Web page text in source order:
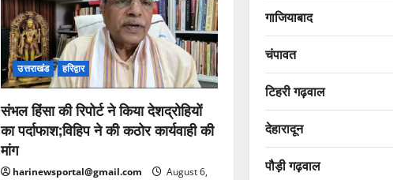
उत्तराखंड हरिद्वार
संभल हिंसा की रिपोर्ट ने किया देशद्रोहियों
का पर्दाफाश;विहिप ने की कठोर कार्यवाही की
मांग
harinewsportal@gmail.com
August 6,
गाजियाबाद
चंपावत
टिहरी गढ़वाल
देहारादून
पौड़ी गढ़वाल